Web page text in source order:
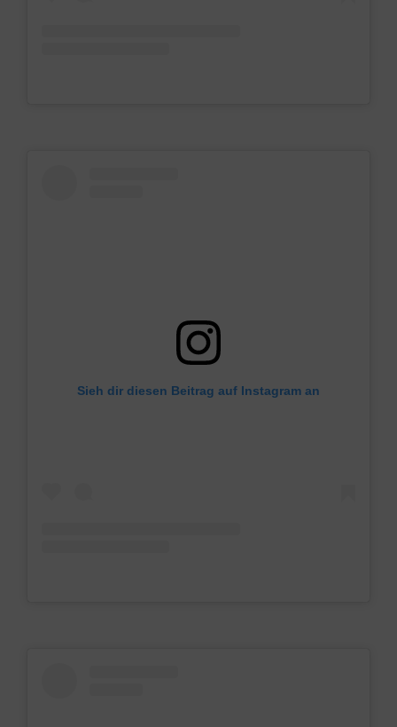
Sieh dir diesen Beitrag auf Instagram an